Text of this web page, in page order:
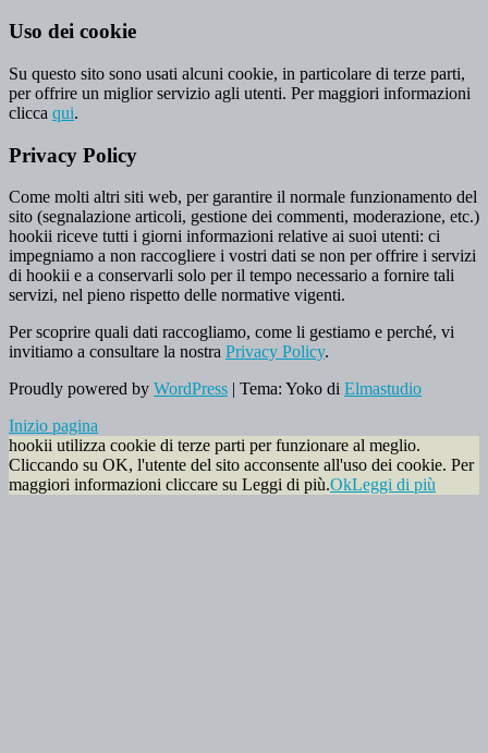
Uso dei cookie
Su questo sito sono usati alcuni cookie, in particolare di terze parti,
per offrire un miglior servizio agli utenti. Per maggiori informazioni
clicca qui.
Privacy Policy
Come molti altri siti web, per garantire il normale funzionamento del
sito (segnalazione articoli, gestione dei commenti, moderazione, etc.)
hookii riceve tutti i giorni informazioni relative ai suoi utenti: ci
impegniamo a non raccogliere i vostri dati se non per offrire i servizi
di hookii e a conservarli solo per il tempo necessario a fornire tali
servizi, nel pieno rispetto delle normative vigenti.
Per scoprire quali dati raccogliamo, come li gestiamo e perché, vi
invitiamo a consultare la nostra Privacy Policy.
Proudly powered by WordPress | Tema: Yoko di Elmastudio
Inizio pagina
hookii utilizza cookie di terze parti per funzionare al meglio.
Cliccando su OK, l'utente del sito acconsente all'uso dei cookie. Per
maggiori informazioni cliccare su Leggi di più.OkLeggi di più